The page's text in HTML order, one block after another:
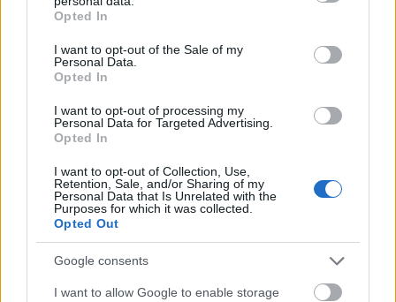
grant or deny consent to Google and its third-party tags to
use your data for below specified purposes in below Google
consent section.
Opted In
I want to opt-out of the Sale of my
Personal Data.
Opted In
I want to opt-out of processing my
Personal Data for Targeted Advertising.
Opted In
I want to opt-out of Collection, Use,
Retention, Sale, and/or Sharing of my
Personal Data that Is Unrelated with the
Purposes for which it was collected.
Opted Out
Google consents
I want to allow Google to enable storage